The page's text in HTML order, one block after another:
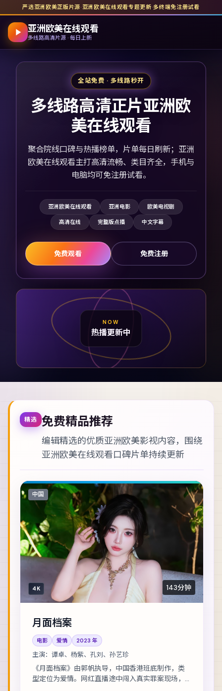
严选亚洲欧美正版片源· 亚洲欧美在线观看专题更新·多终端免注册试看
亚洲欧美在线观看
多线路高清片源 · 每日上新
全站免费 · 多线路秒开
多线路高清正片亚洲欧
美在线观看
聚合院线口碑与热播榜单，片单每日刷新；亚洲
欧美在线观看主打高清流畅、类目齐全，手机与
电脑均可免注册试看。
亚洲欧美在线观看 亚洲电影 欧美电视剧
高清在线 完整版点播 中文字幕
免费观看 免费注册
NOW
热播更新中
精选 免费精品推荐
编辑精选的优质亚洲欧美影视内容，围绕
亚洲欧美在线观看口碑片单持续更新
中国
4K 143分钟
月面档案
电影 爱情 2023 年
主演： 谭卓、杨紫、孔刘、孙艺珍
《月面档案》由郭帆执导，中国香港班底制作，类
型定位为爱情。网红直播途中闯入真实罪案现场，